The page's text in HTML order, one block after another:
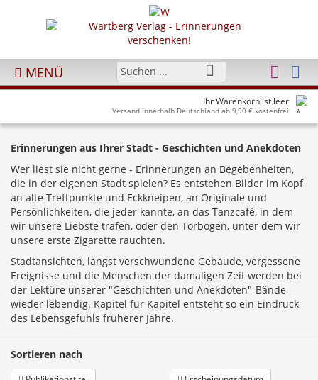
MENÜ
Ihr Warenkorb ist leer
Versand innerhalb Deutschland ab 9,90 € kostenfrei
Erinnerungen aus Ihrer Stadt - Geschichten und Anekdoten
Wer liest sie nicht gerne - Erinnerungen an Begebenheiten,
die in der eigenen Stadt spielen? Es entstehen Bilder im Kopf
an alte Treffpunkte und Eckkneipen, an Originale und
Persönlichkeiten, die jeder kannte, an das Tanzcafé, in dem
wir unsere Liebste trafen, oder den Torbogen, unter dem wir
unsere erste Zigarette rauchten.
Stadtansichten, längst verschwundene Gebäude, vergessene
Ereignisse und die Menschen der damaligen Zeit werden bei
der Lektüre unserer "Geschichten und Anekdoten"-Bände
wieder lebendig. Kapitel für Kapitel entsteht so ein Eindruck
des Lebensgefühls früherer Jahre.
Sortieren nach